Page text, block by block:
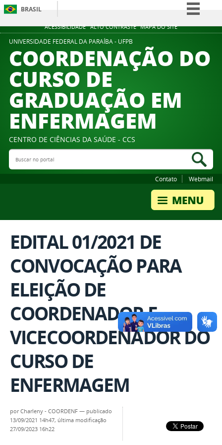
ACESSIBILIDADE ALTO CONTRASTE MAPA DO SITE
BRASIL
Simplifique!
Participe
Acesso à informação
Canais
UNIVERSIDADE FEDERAL DA PARAÍBA - UFPB
COORDENAÇÃO DO
CURSO DE
GRADUAÇÃO EM
ENFERMAGEM
CENTRO DE CIÊNCIAS DA SAÚDE - CCS
Buscar no portal
Contato Webmail
EDITAL 01/2021 DE
CONVOCAÇÃO PARA
ELEIÇÃO DE
COORDENADOR E
VICECOORDENADOR DO
CURSO DE
ENFERMAGEM
porCharleny - COORDENF — publicado
13/09/2021 14h47, última modificação
27/09/2023 16h22